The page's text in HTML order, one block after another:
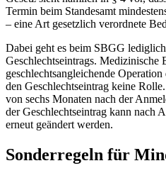
Termin beim Standesamt
– eine Art gesetzlich verordnete
Dabei geht es beim SBGG
Geschlechtseintrags. Medizinische
geschlechtsangleichende
den Geschlechtseintrag keine
von sechs Monaten nach der
der Geschlechtseintrag kann nach
erneut geändert werden.
Sonderregeln für